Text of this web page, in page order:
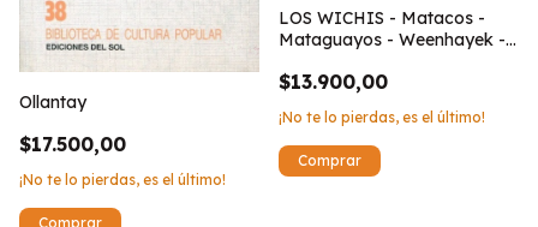
Ollantay
$17.500,00
¡No te lo pierdas, es el último!
LOS WICHIS - Matacos -
Mataguayos - Weenhayek -
$13.900,00
¡No te lo pierdas, es el último!